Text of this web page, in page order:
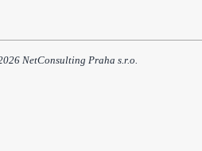
NetConsulting Praha s.r.o.